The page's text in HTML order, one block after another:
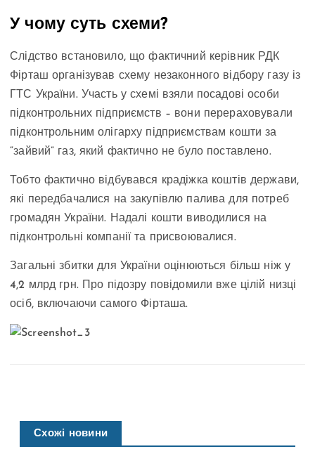
У чому суть схеми?
Слідство встановило, що фактичний керівник РДК
Фірташ організував схему незаконного відбору газу із
ГТС України. Участь у схемі взяли посадові особи
підконтрольних підприємств – вони перераховували
підконтрольним олігарху підприємствам кошти за
“зайвий” газ, який фактично не було поставлено.
Тобто фактично відбувався крадіжка коштів держави,
які передбачалися на закупівлю палива для потреб
громадян України. Надалі кошти виводилися на
підконтрольні компанії та присвоювалися.
Загальні збитки для України оцінюються більш ніж у
4,2 млрд грн. Про підозру повідомили вже цілій низці
осіб, включаючи самого Фірташа.
Схожі новини